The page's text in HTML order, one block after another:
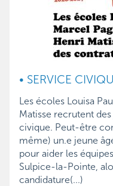
• SERVICE
Les écoles Louisa
Matisse recrutent
civique. Peut-être
même) un.e jeune
pour aider les
Sulpice-la-Pointe,
candidature(...)